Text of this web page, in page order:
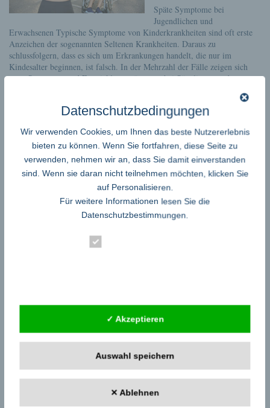
Späte Symptome bei
Jugendlichen und
Erwachsenen Typische Symptome von Kinderkrankheiten sind oft erste
Anzeichen der sogenannten Seltenen Krankheiten. Daraus zu
schlussfolgern, dass es sich um Erkrankungen handelt, die nur im
Kindesalter beginnen, ist falsch. In der Mehrzahl der Fälle zeigen sich
zwar Symptome und Entwicklungsstörungen bei Säuglingen und
LifeSaveAir® von
Jespira gewinnt
Erfinderpreis 2025
Pflege - Soziales
Hilfe gegen Erstickung und
Verschlucken. Lifesaveair
von Jespira. Stuttgart. Die Jespira GmbH aus Dortmund wurde beim
Artur Fischer Erfinderpreis 2025 ausgezeichnet. In der Kategorie
Private Erfinder:innen erreichte das Unternehmen mit seinem Produkt
Tag der Naturheilkunde: Bewährtes
Wissen – Zeitgemäß für Gesundheit
und Wohlbefinden
Medizin Gesundheit – Pflege - Soziales
Überall in Deutschland laden Naturheilvereine
Interessierte ein, neue Impulse für die eigene
Datenschutzbedingungen
Wir verwenden Cookies, um Ihnen das beste Nutzererlebnis
bieten zu können. Wenn Sie fortfahren, diese Seite zu
verwenden, nehmen wir an, dass Sie damit einverstanden
sind. Wenn sie daran nicht teilnehmen möchten, klicken Sie
auf Personalisieren.
Für weitere Informationen lesen Sie die
Datenschutzbestimmungen.
✓ Akzeptieren
Auswahl speichern
✕ Ablehnen